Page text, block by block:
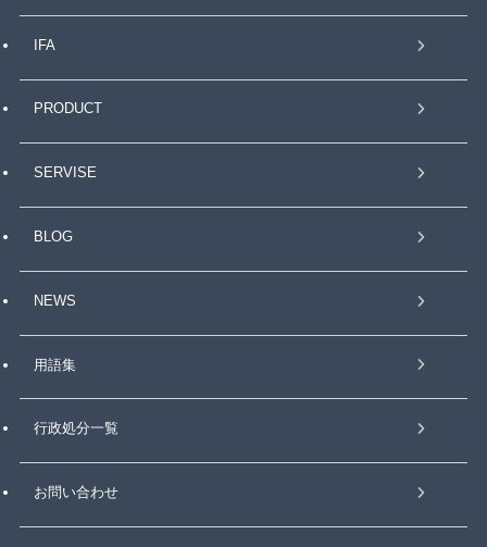
IFA
PRODUCT
SERVISE
BLOG
NEWS
用語集
行政処分一覧
お問い合わせ